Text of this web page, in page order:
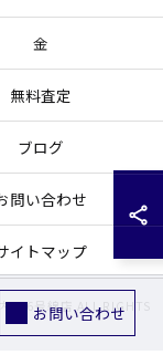
お問い合わせ
金
無料査定
ブログ
問い合わせ
イトマップ
号線店 ALL RIGHTS